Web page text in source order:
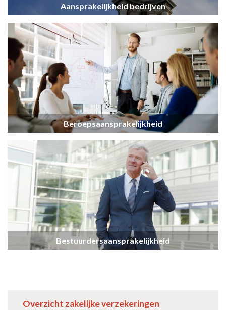
Aansprakelijkheid bedrijven
Beroepsaansprakelijkheid
Bestuurdersaansprakelijkheid
Overzicht zakelijke verzekeringen